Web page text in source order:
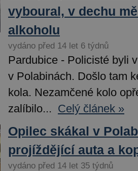
vyboural, v dechu
alkoholu
vydáno před 14 let 6 týdnů
Pardubice - Policisté byli
v Polabinách. Došlo tam
kola. Nezamčené kolo
zalíbilo... Celý článek »
Opilec skákal v
projíždějící auta a
vydáno před 14 let 35 týdnů